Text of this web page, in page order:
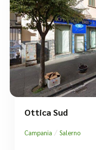
Ottica Sud
Campania / Salerno